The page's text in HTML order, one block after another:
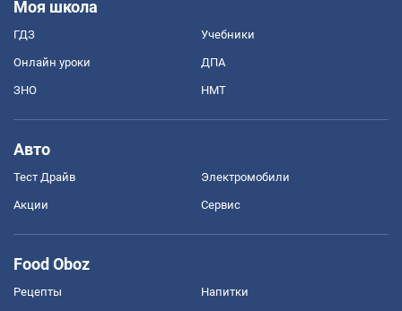
Моя школа
ГДЗ Учебники
Онлайн уроки ДПА
ЗНО НМТ
Авто
Тест Драйв Электромобили
Акции Сервис
Food Oboz
Рецепты Напитки